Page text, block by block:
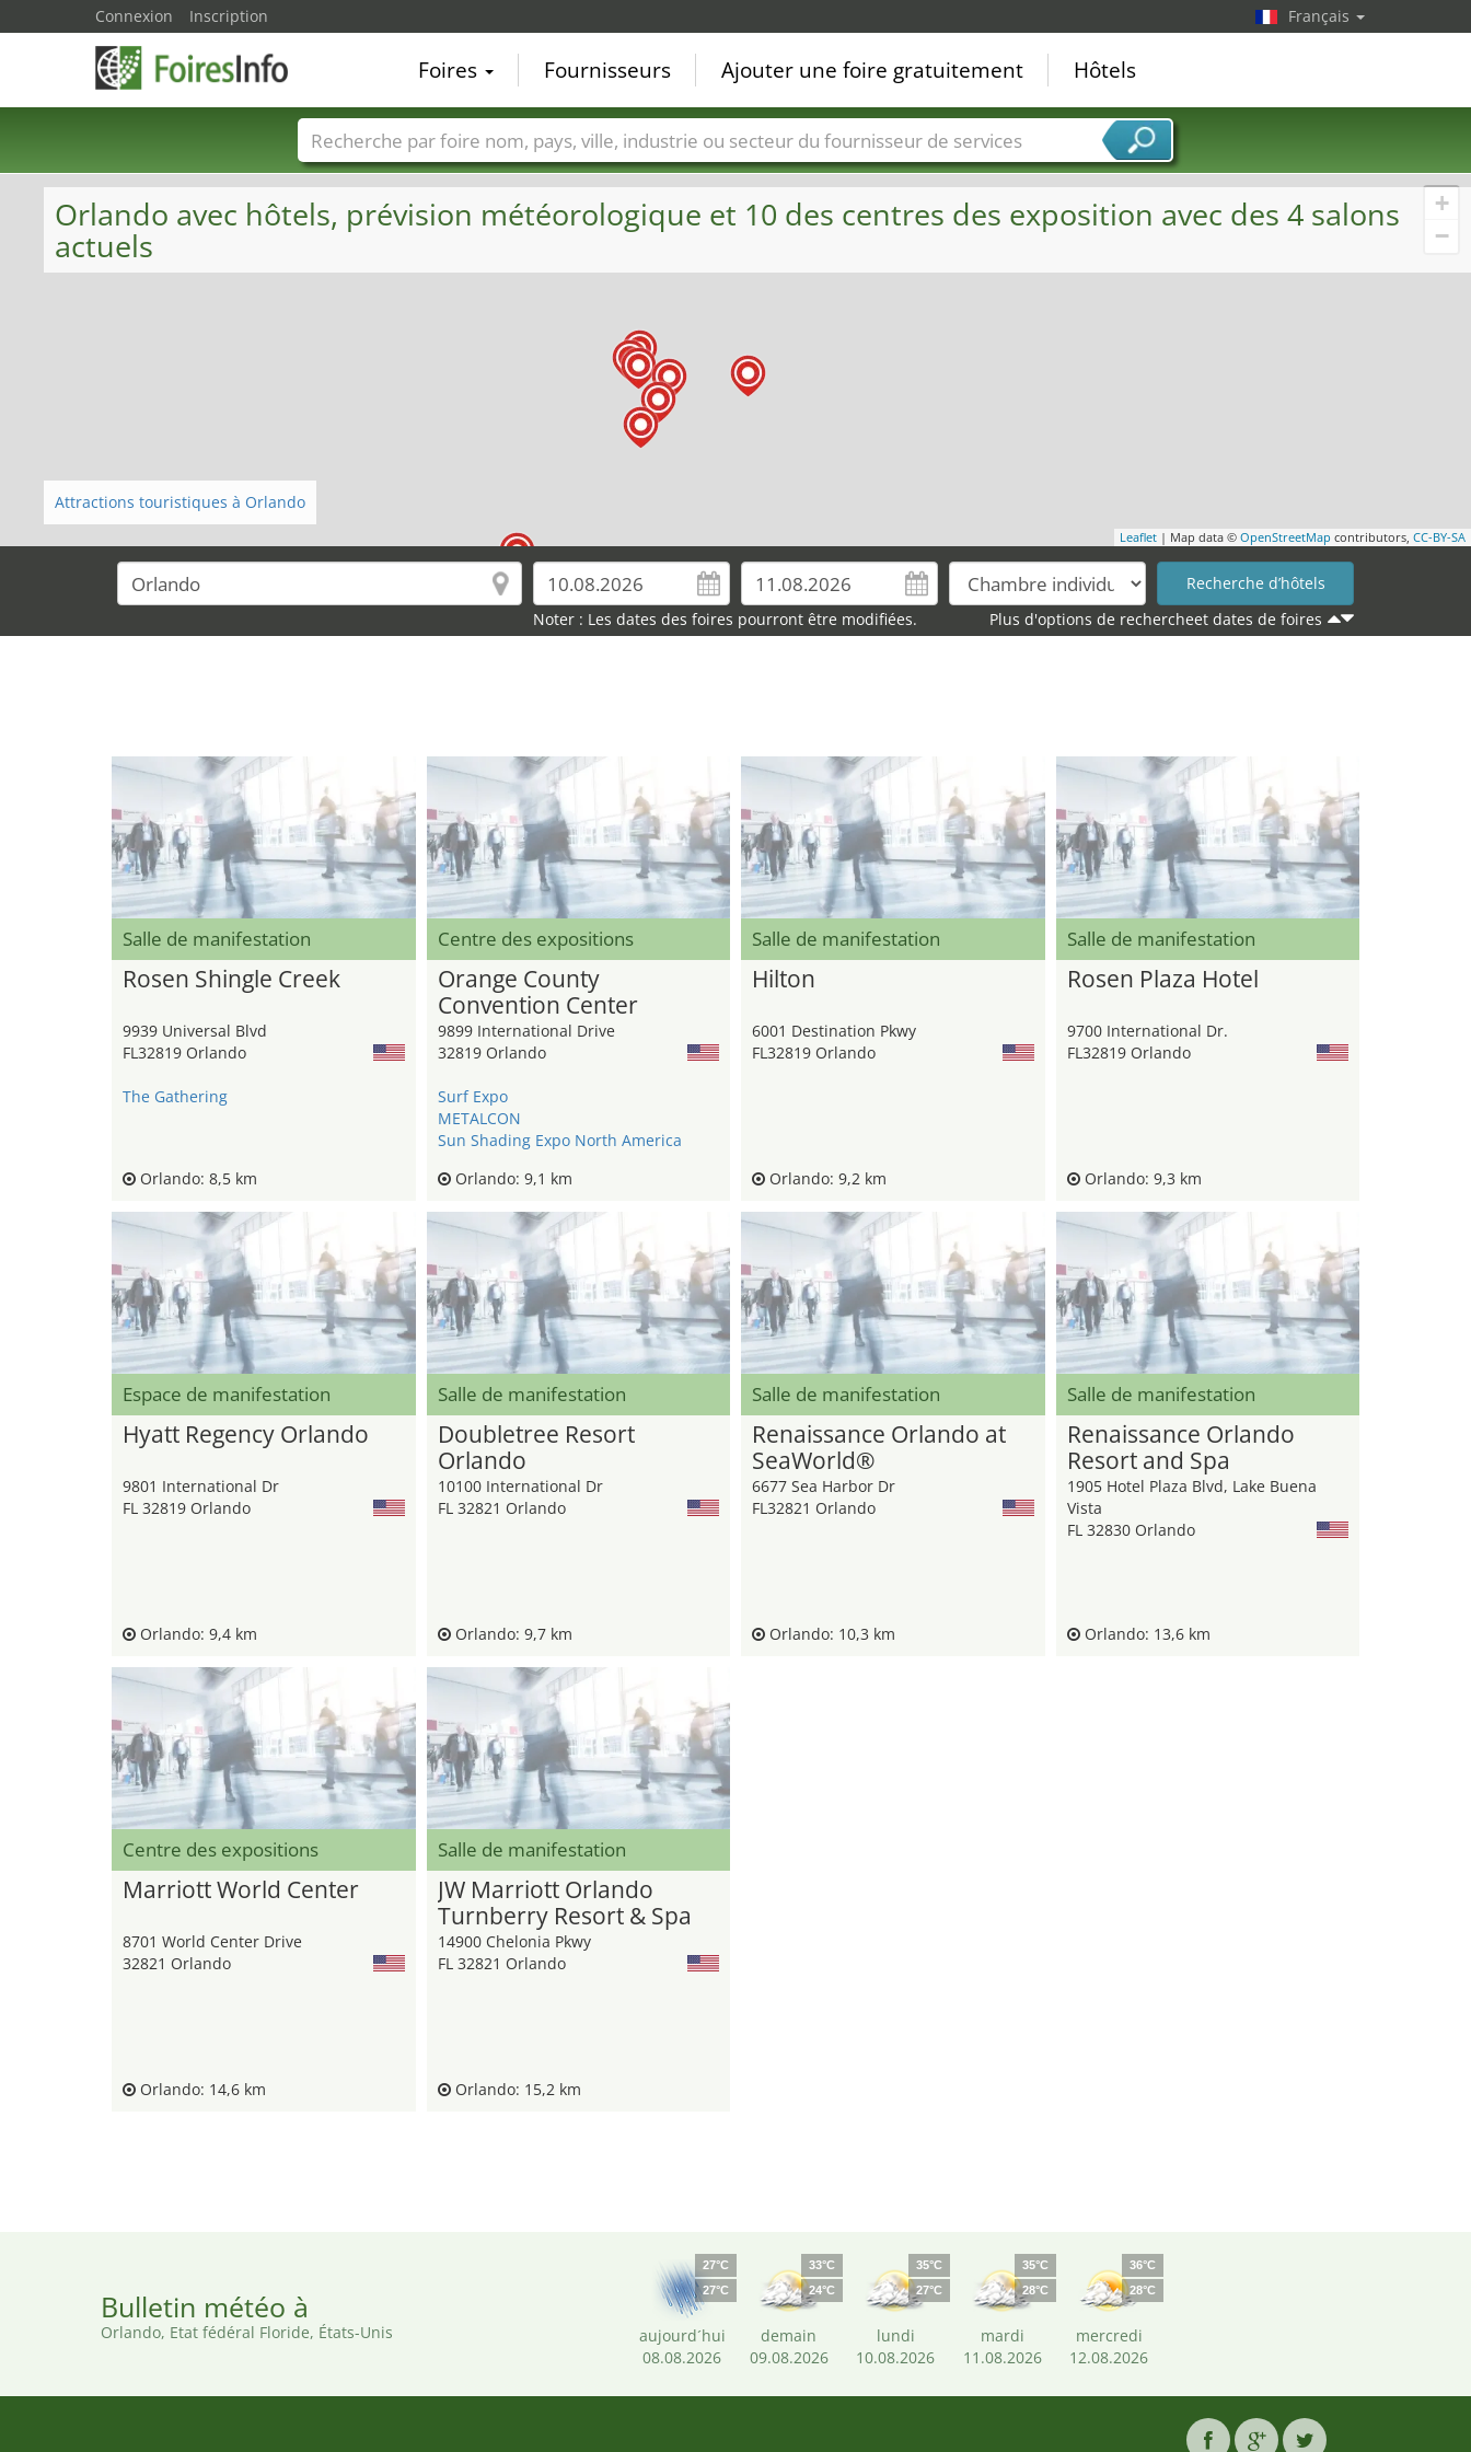
+
−
Leaflet | Map data © OpenStreetMap contributors, CC-BY-SA
Orlando avec hôtels, prévision météorologique et 10 des centres des exposition avec des 4 salons
actuels
Attractions touristiques à Orlando
Noter : Les dates des foires pourront être modifiées. Plus d'options de rechercheet dates de foires
Salle de manifestation
Rosen Shingle Creek
9939 Universal Blvd
FL32819 Orlando
The Gathering
Orlando: 8,5 km
Centre des expositions
Orange County
Convention Center
9899 International Drive
32819 Orlando
Surf Expo
METALCON
Sun Shading Expo North America
Orlando: 9,1 km
Salle de manifestation
Hilton
6001 Destination Pkwy
FL32819 Orlando
Orlando: 9,2 km
Salle de manifestation
Rosen Plaza Hotel
9700 International Dr.
FL32819 Orlando
Orlando: 9,3 km
Espace de manifestation
Hyatt Regency Orlando
9801 International Dr
FL 32819 Orlando
Orlando: 9,4 km
Salle de manifestation
Doubletree Resort
Orlando
10100 International Dr
FL 32821 Orlando
Orlando: 9,7 km
Salle de manifestation
Renaissance Orlando at
SeaWorld®
6677 Sea Harbor Dr
FL32821 Orlando
Orlando: 10,3 km
Salle de manifestation
Renaissance Orlando
Resort and Spa
1905 Hotel Plaza Blvd, Lake Buena
Vista
FL 32830 Orlando
Orlando: 13,6 km
Centre des expositions
Marriott World Center
8701 World Center Drive
32821 Orlando
Orlando: 14,6 km
Salle de manifestation
JW Marriott Orlando
Turnberry Resort & Spa
14900 Chelonia Pkwy
FL 32821 Orlando
Orlando: 15,2 km
Bulletin météo à
Orlando, Etat fédéral Floride, États-Unis
27°C
27°C
aujourd´hui
08.08.2026
33°C
24°C
demain
09.08.2026
35°C
27°C
lundi
10.08.2026
35°C
28°C
mardi
11.08.2026
36°C
28°C
mercredi
12.08.2026
Connexion Inscription Français
Foires Fournisseurs Ajouter une foire gratuitement Hôtels
Foire noms Pays Villes Secteurs de foire Secteurs du fournisseur de services